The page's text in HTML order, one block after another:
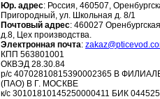
Юр. адрес: Россия, 460507,
Пригородный, ул. Школьная д. 8/1
Почтовый адрес: 460027
д.8, Цех производства.
Электронная почта:
КПП 563801001
ОКВЭД 28.30.84
р/с 40702810815390002365 В
(ПАО) В Г. МОСКВЕ
к/с 30101810145250000411 БИК